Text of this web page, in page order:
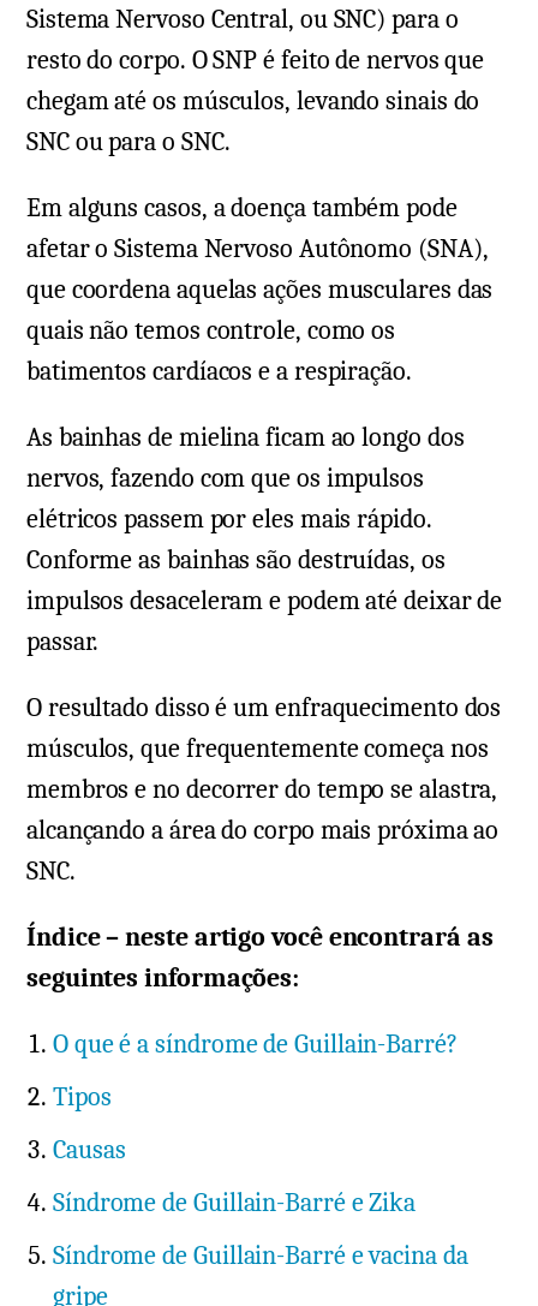
Sistema Nervoso Central, ou SNC) para o
resto do corpo. O SNP é feito de nervos que
chegam até os músculos, levando sinais do
SNC ou para o SNC.
Em alguns casos, a doença também pode
afetar o Sistema Nervoso Autônomo (SNA),
que coordena aquelas ações musculares das
quais não temos controle, como os
batimentos cardíacos e a respiração.
As bainhas de mielina ficam ao longo dos
nervos, fazendo com que os impulsos
elétricos passem por eles mais rápido.
Conforme as bainhas são destruídas, os
impulsos desaceleram e podem até deixar de
passar.
O resultado disso é um enfraquecimento dos
músculos, que frequentemente começa nos
membros e no decorrer do tempo se alastra,
alcançando a área do corpo mais próxima ao
SNC.
Índice – neste artigo você encontrará as
seguintes informações:
O que é a síndrome de Guillain-Barré?
Tipos
Causas
Síndrome de Guillain-Barré e Zika
Síndrome de Guillain-Barré e vacina da
gripe